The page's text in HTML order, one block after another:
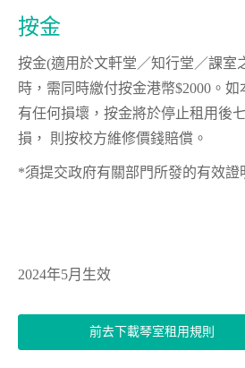
按金
按金(適用於文軒堂／知行堂／課室
時，需同時繳付按金港幣$2000。
有任何損壞，按金將於停止租用後
損， 則按校方維修價錢賠償。
*須提交政府有關部門所發的有效證
2024年5月生效
前去下載琴室租用規則